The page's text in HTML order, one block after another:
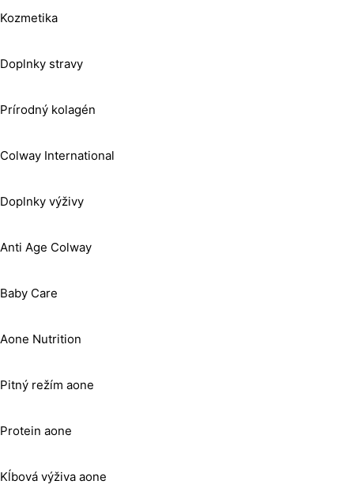
Kozmetika
Doplnky stravy
Prírodný kolagén
Colway International
Doplnky výživy
Anti Age Colway
Baby Care
Aone Nutrition
Pitný režím aone
Protein aone
Kĺbová výživa aone